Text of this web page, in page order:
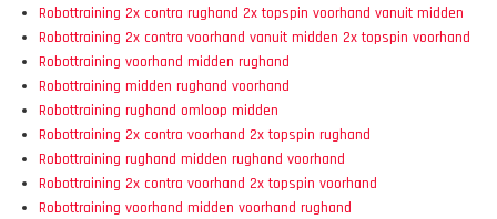
Robottraining 2x contra rughand 2x topspin voorhand vanuit midden
Robottraining 2x contra voorhand vanuit midden 2x topspin voorhand
Robottraining voorhand midden rughand
Robottraining midden rughand voorhand
Robottraining rughand omloop midden
Robottraining 2x contra voorhand 2x topspin rughand
Robottraining rughand midden rughand voorhand
Robottraining 2x contra voorhand 2x topspin voorhand
Robottraining voorhand midden voorhand rughand